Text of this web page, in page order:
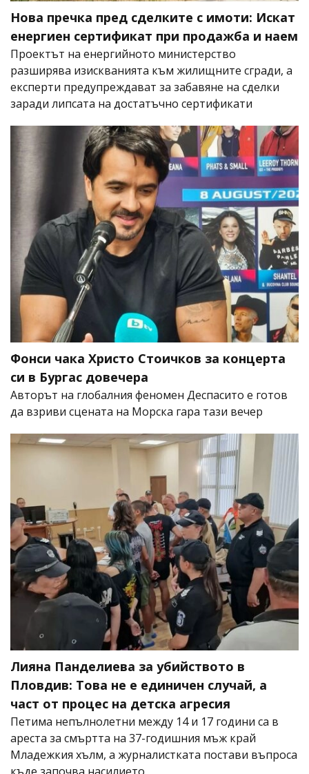
Нова пречка пред сделките с имоти: Искат
енергиен сертификат при продажба и наем
Проектът на енергийното министерство
разширява изискванията към жилищните сгради, а
експерти предупреждават за забавяне на сделки
заради липсата на достатъчно сертификати
Фонси чака Христо Стоичков за концерта
си в Бургас довечера
Авторът на глобалния феномен Деспасито е готов
да взриви сцената на Морска гара тази вечер
Лияна Панделиева за убийството в
Пловдив: Това не е единичен случай, а
част от процес на детска агресия
Петима непълнолетни между 14 и 17 години са в
ареста за смъртта на 37-годишния мъж край
Младежкия хълм, а журналистката постави въпроса
къде започва насилието